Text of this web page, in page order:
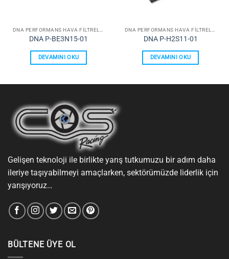
DNA P-BE3N15-01
DEVAMINI OKU
DNA P-H2S11-01
DEVAMINI OKU
Gelişen teknoloji ile birlikte yarış tutkumuzu bir adım daha
ileriye taşıyabilmeyi amaçlarken, sektörümüzde liderlik için
yarışıyoruz…
BÜLTENE ÜYE OL